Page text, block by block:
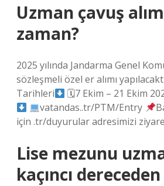
Uzman çavuş
zaman?
2025 yılında Jandarma Genel
sözleşmeli özel er alımı
Tarihleri
🗓7 Ekim – 21 Ekim
vatandas..tr/PTM/Entry
için .tr/duyurular adresimizi
Lise mezunu
kaçıncı